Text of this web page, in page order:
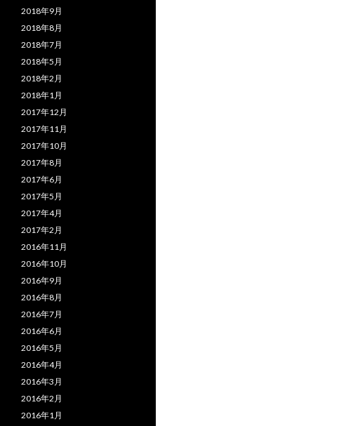
2018年9月
2018年8月
2018年7月
2018年5月
2018年2月
2018年1月
2017年12月
2017年11月
2017年10月
2017年8月
2017年6月
2017年5月
2017年4月
2017年2月
2016年11月
2016年10月
2016年9月
2016年8月
2016年7月
2016年6月
2016年5月
2016年4月
2016年3月
2016年2月
2016年1月